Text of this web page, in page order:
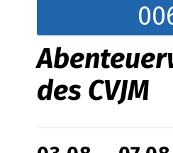
des CVJM